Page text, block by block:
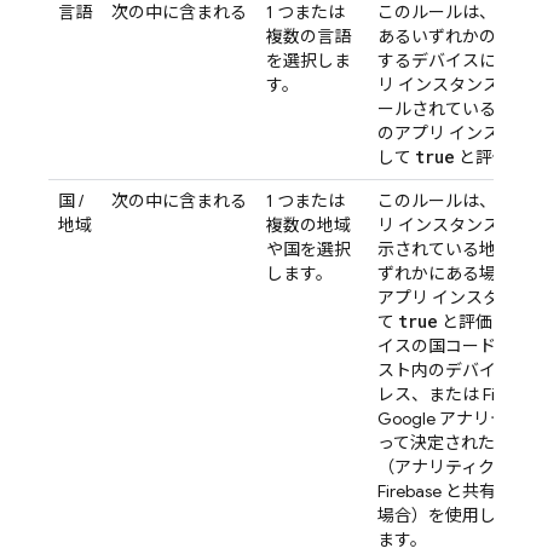
言語
次の中に含まれる
1 つまたは
複数の言語
を選択しま
す。
このルールは、リス
あるいずれかの言語
するデバイスに特定
リ インスタンスがイ
ールされている場合
のアプリ インスタン
して true と評価し
国 /
地域
次の中に含まれる
1 つまたは
複数の地域
や国を選択
します。
このルールは、特定
リ インスタンスが、
示されている地域や
ずれかにある場合に
アプリ インスタンス
て true と評価しま
イスの国コードは、
スト内のデバイスの
レス、または
Google アナリティ
って決定された国コ
（アナリティクス デ
Firebase と共有され
場合）を使用して決
ます。